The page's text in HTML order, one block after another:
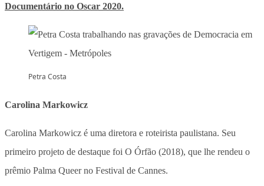
Documentário no Oscar 2020.
Petra Costa
Carolina Markowicz
Carolina Markowicz é uma diretora e roteirista paulistana. Seu
primeiro projeto de destaque foi O Órfão (2018), que lhe rendeu o
prêmio Palma Queer no Festival de Cannes.